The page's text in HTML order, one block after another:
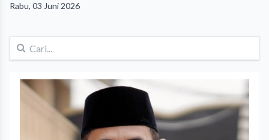
Rabu, 03 Juni 2026